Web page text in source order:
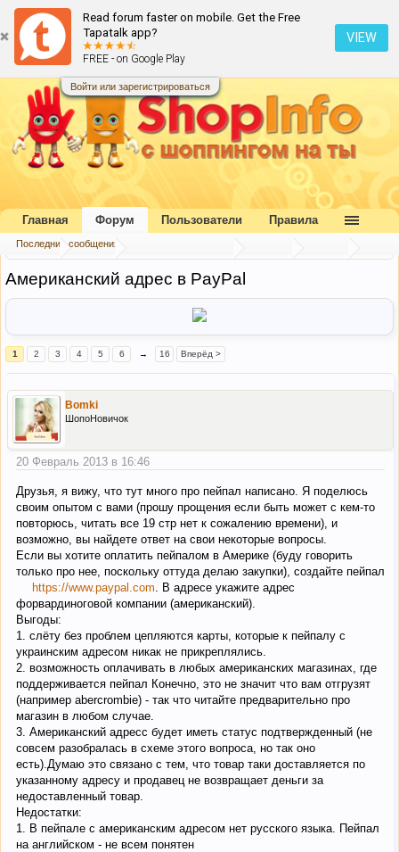
Read forum faster on mobile. Get the Free
Tapatalk app?
FREE - on Google Play
VIEW
Войти или зарегистрироваться
Главная Форум
Американский адрес в PayPal
1 2 3 4 5 6 → 16 Вперёд >
Bomki
ШопоНовичок
20 Февраль 2013 в 16:46
Друзья, я вижу, что тут много про пейпал написано. Я поделюсь
своим опытом с вами (прошу прощения если быть может с кем-то
повторюсь, читать все 19 стр нет к сожалению времени), и
возможно, вы найдете ответ на свои некоторые вопросы.
Если вы хотите оплатить пейпалом в Америке (буду говорить
только про нее, поскольку оттуда делаю закупки), создайте пейпал
https://www.paypal.com . В адресе укажите адрес
форвардиноговой компании (американский).
Выгоды:
1. слёту без проблем цепляются карты, которые к пейпалу с
украинским адресом никак не прикреплялись.
2. возможность оплачивать в любых американских магазинах, где
поддерживается пейпал Конечно, это не значит что вам отгрузят
(например abercrombie) - так что читайте предварительно про
магазин в любом случае.
3. Американский адресс будет иметь статус подтвержденный (не
совсем разобралась в схеме этого вопроса, но так оно
есть).Думаю это связано с тем, что товар таки доставляется по
указанному адресу и продавец не возвращает деньги за
недоставленный товар.
Недостатки:
1. В пейпале с американским адресом нет русского языка. Пейпал
на английском - не всем понятен
Главная Форум
Последние сообщения
Пользователи Правила